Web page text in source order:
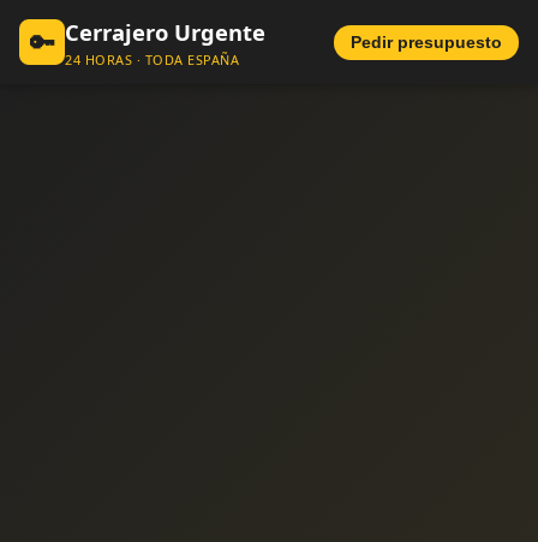
🔑 Cerrajero Urgente
24 HORAS · TODA ESPAÑA
Pedir presupuesto